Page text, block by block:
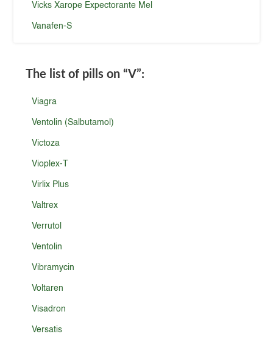
Vicks Xarope Expectorante Mel
Vanafen-S
The list of pills on “V”:
Viagra
Ventolin (Salbutamol)
Victoza
Vioplex-T
Virlix Plus
Valtrex
Verrutol
Ventolin
Vibramycin
Voltaren
Visadron
Versatis